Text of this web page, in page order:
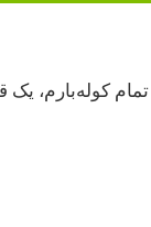
تمام کوله‌بارم،